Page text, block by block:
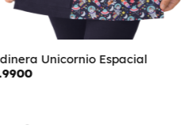
Espacial